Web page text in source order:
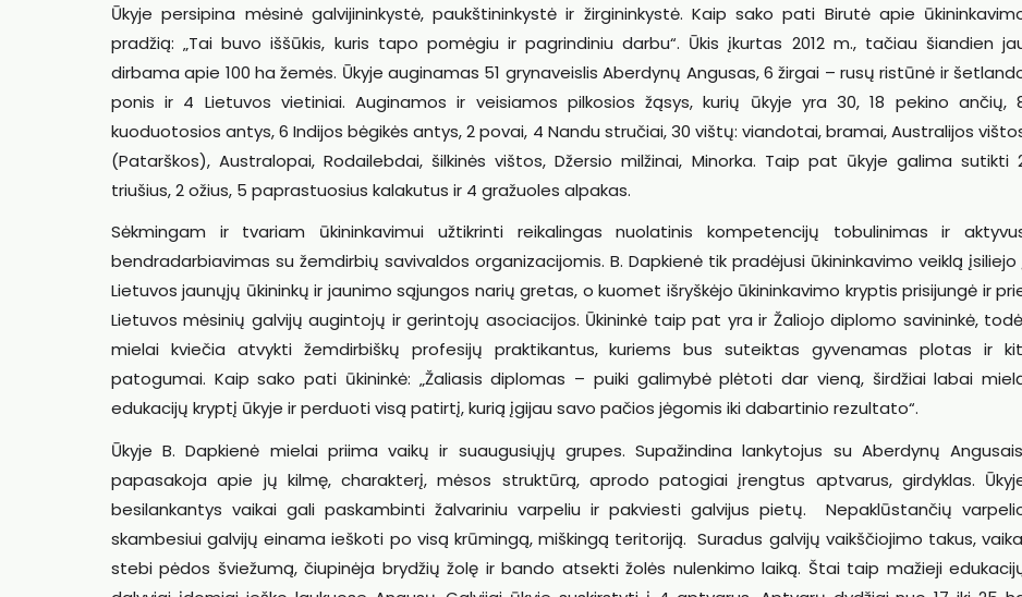
Ūkyje persipina mėsinė galvijininkystė, paukštininkystė ir žirgininkystė. Kaip sako pati Birutė apie
pradžią: „Tai buvo iššūkis, kuris tapo pomėgiu ir pagrindiniu darbu“. Ūkis įkurtas 2012 m., tačiau šiandien
dirbama apie 100 ha žemės. Ūkyje auginamas 51 grynaveislis Aberdynų Angusas, 6 žirgai – rusų ristūnė ir
ponis ir 4 Lietuvos vietiniai. Auginamos ir veisiamos pilkosios žąsys, kurių ūkyje yra 30, 18 pekino ančių,
kuoduotosios antys, 6 Indijos bėgikės antys, 2 povai, 4 Nandu stručiai, 30 vištų: viandotai, bramai, Australijos
(Patarškos), Australopai, Rodailebdai, šilkinės vištos, Džersio milžinai, Minorka. Taip pat ūkyje galima sutikti
triušius, 2 ožius, 5 paprastuosius kalakutus ir 4 gražuoles alpakas.
Sėkmingam ir tvariam ūkininkavimui užtikrinti reikalingas nuolatinis kompetencijų tobulinimas ir
bendradarbiavimas su žemdirbių savivaldos organizacijomis. B. Dapkienė tik pradėjusi ūkininkavimo veiklą įsiliejo
Lietuvos jaunųjų ūkininkų ir jaunimo sąjungos narių gretas, o kuomet išryškėjo ūkininkavimo kryptis prisijungė ir
Lietuvos mėsinių galvijų augintojų ir gerintojų asociacijos. Ūkininkė taip pat yra ir Žaliojo diplomo savininkė,
mielai kviečia atvykti žemdirbiškų profesijų praktikantus, kuriems bus suteiktas gyvenamas plotas ir
patogumai. Kaip sako pati ūkininkė: „Žaliasis diplomas – puiki galimybė plėtoti dar vieną, širdžiai labai
edukacijų kryptį ūkyje ir perduoti visą patirtį, kurią įgijau savo pačios jėgomis iki dabartinio rezultato“.
Ūkyje B. Dapkienė mielai priima vaikų ir suaugusiųjų grupes. Supažindina lankytojus su Aberdynų
papasakoja apie jų kilmę, charakterį, mėsos struktūrą, aprodo patogiai įrengtus aptvarus, girdyklas.
besilankantys vaikai gali paskambinti žalvariniu varpeliu ir pakviesti galvijus pietų. Nepaklūstančių
skambesiui galvijų einama ieškoti po visą krūmingą, miškingą teritoriją. Suradus galvijų vaikščiojimo takus,
stebi pėdos šviežumą, čiupinėja brydžių žolę ir bando atsekti žolės nulenkimo laiką. Štai taip mažieji